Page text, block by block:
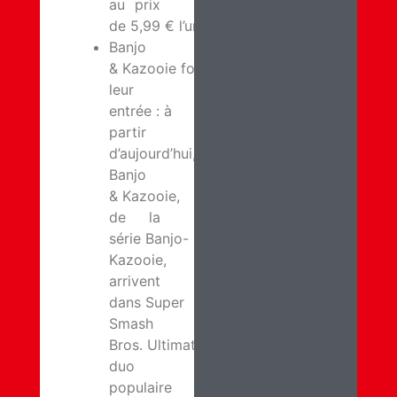
au prix
de 5,99 € l’unité.
Banjo
& Kazooie font
leur
entrée : à
partir
d’aujourd’hui,
Banjo
& Kazooie,
de la
série Banjo-
Kazooie,
arrivent
dans Super
Smash
Bros. Ultimate. Ce
duo
populaire